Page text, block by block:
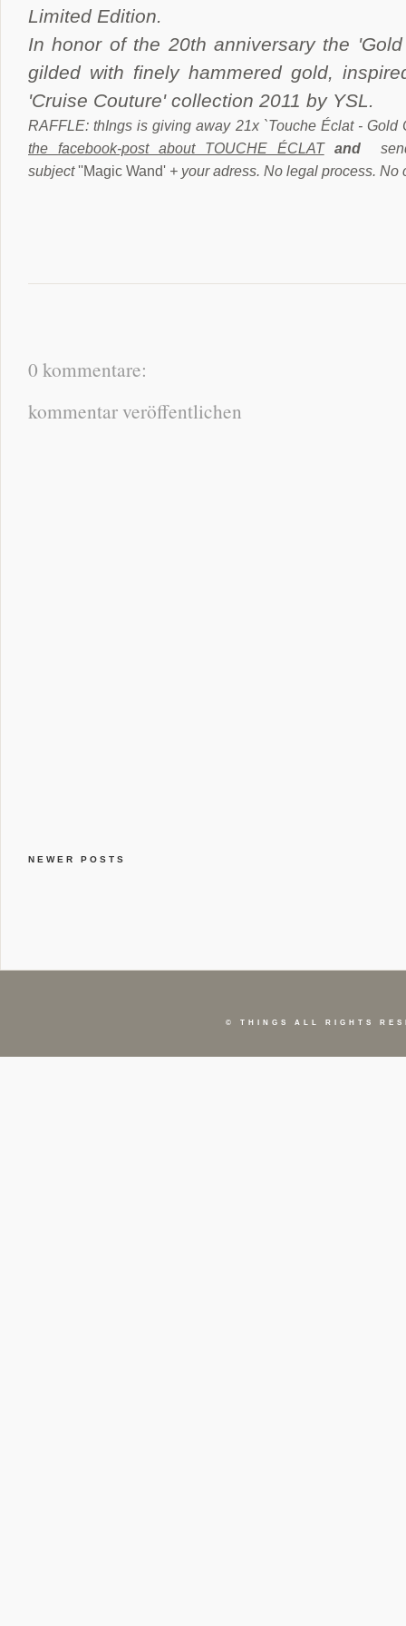
Limited Edition.
In honor of the 20th anniversary the
gilded with finely hammered gold,
'Cruise Couture' collection 2011 by YSL.
RAFFLE: thIngs is giving away 21x `Touche Éclat - Gold
the facebook-post about TOUCHE ÉCLAT
and
subject''Magic Wand' + your adress . No legal process.
0 kommentare:
kommentar veröffentlichen
NEWER POSTS
© THINGS ALL RIGHTS